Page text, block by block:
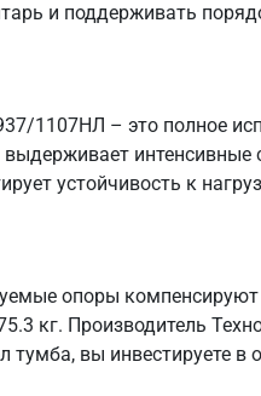
и поддерживать
1107НЛ – это полное
устойчивость к
опоры
кг. Производитель
вы инвестируете в